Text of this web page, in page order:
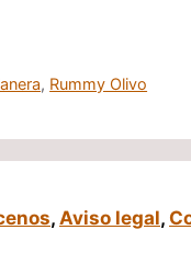
, Rummy Olivo
, Aviso legal,